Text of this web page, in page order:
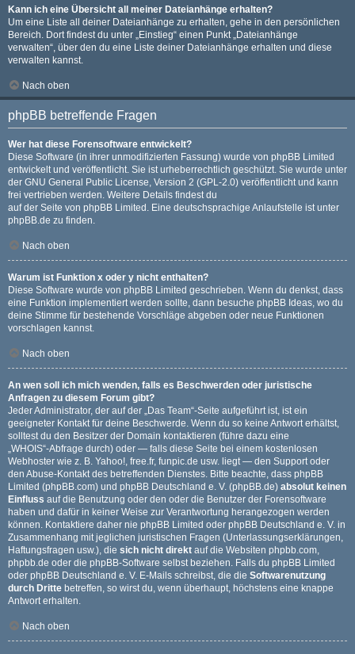
Kann ich eine Übersicht all meiner Dateianhänge erhalten?
Um eine Liste all deiner Dateianhänge zu erhalten, gehe in den persönlichen
Bereich. Dort findest du unter „Einstieg“ einen Punkt „Dateianhänge
verwalten“, über den du eine Liste deiner Dateianhänge erhalten und diese
verwalten kannst.
Nach oben
phpBB betreffende Fragen
Wer hat diese Forensoftware entwickelt?
Diese Software (in ihrer unmodifizierten Fassung) wurde von phpBB Limited
entwickelt und veröffentlicht. Sie ist urheberrechtlich geschützt. Sie wurde unter
der GNU General Public License, Version 2 (GPL-2.0) veröffentlicht und kann
frei vertrieben werden. Weitere Details findest du
auf der Seite von phpBB Limited . Eine deutschsprachige Anlaufstelle ist unter
phpBB.de zu finden.
Nach oben
Warum ist Funktion x oder y nicht enthalten?
Diese Software wurde von phpBB Limited geschrieben. Wenn du denkst, dass
eine Funktion implementiert werden sollte, dann besuche phpBB Ideas, wo du
deine Stimme für bestehende Vorschläge abgeben oder neue Funktionen
vorschlagen kannst.
Nach oben
An wen soll ich mich wenden, falls es Beschwerden oder juristische
Anfragen zu diesem Forum gibt?
Jeder Administrator, der auf der „Das Team“-Seite aufgeführt ist, ist ein
geeigneter Kontakt für deine Beschwerde. Wenn du so keine Antwort erhältst,
solltest du den Besitzer der Domain kontaktieren (führe dazu eine
„WHOIS“-Abfrage durch) oder — falls diese Seite bei einem kostenlosen
Webhoster wie z. B. Yahoo!, free.fr, funpic.de usw. liegt — den Support oder
den Abuse-Kontakt des betreffenden Dienstes. Bitte beachte, dass phpBB
Limited (phpBB.com) und phpBB Deutschland e. V. (phpBB.de) absolut keinen
Einfluss auf die Benutzung oder den oder die Benutzer der Forensoftware
haben und dafür in keiner Weise zur Verantwortung herangezogen werden
können. Kontaktiere daher nie phpBB Limited oder phpBB Deutschland e. V. in
Zusammenhang mit jeglichen juristischen Fragen (Unterlassungserklärungen,
Haftungsfragen usw.), die sich nicht direkt auf die Websiten phpbb.com,
phpbb.de oder die phpBB-Software selbst beziehen. Falls du phpBB Limited
oder phpBB Deutschland e. V. E-Mails schreibst, die die Softwarenutzung
durch Dritte betreffen, so wirst du, wenn überhaupt, höchstens eine knappe
Antwort erhalten.
Nach oben